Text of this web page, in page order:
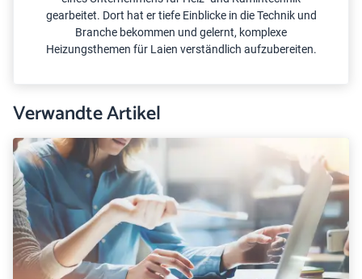
gearbeitet. Dort hat er tiefe Einblicke in die Technik und
Branche bekommen und gelernt, komplexe
Heizungsthemen für Laien verständlich aufzubereiten.
Verwandte Artikel